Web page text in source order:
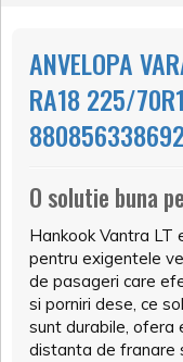
ANVELOPA
RA18 225/
O solutie buna
Hankook Vantra
pentru exigentele
de pasageri care
si porniri dese, ce
sunt durabile, ofera
distanta de franare